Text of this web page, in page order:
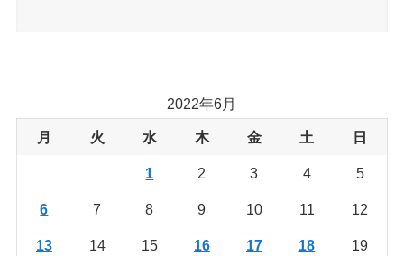
2022年6月
月 火 水 木 金 土 日
1 2 3 4 5
6 7 8 9 10 11 12
13 14 15 16 17 18 19